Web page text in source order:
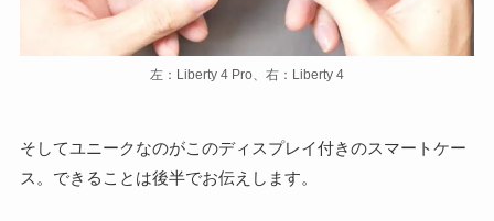
左：Liberty 4 Pro、右：Liberty 4
そしてユニークなのがこのディスプレイ付きのスマートケー
ス。できることは後半でお伝えします。